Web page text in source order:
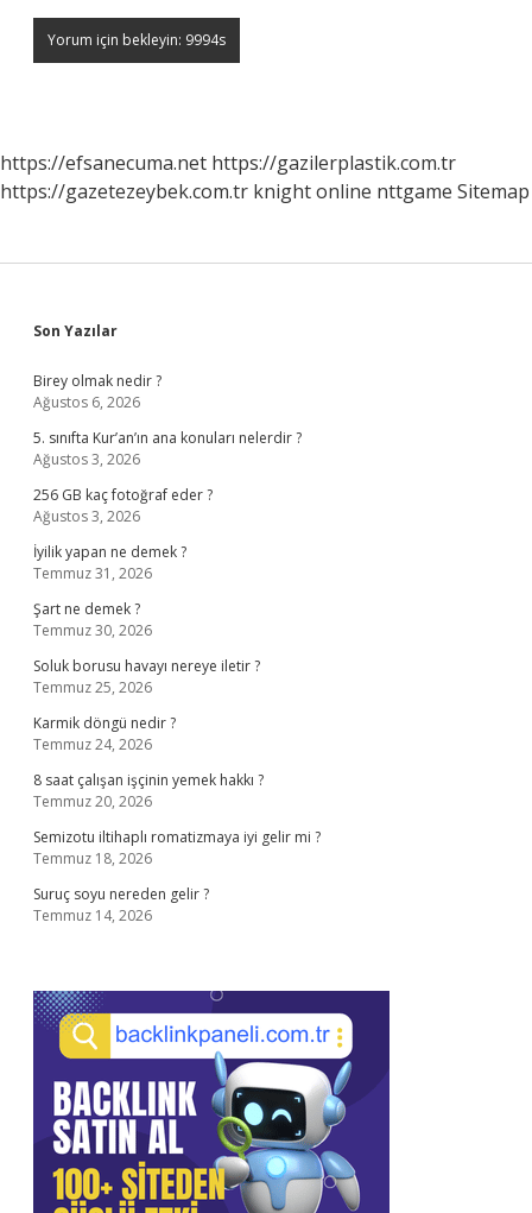
https://efsanecuma.net https://gazilerplastik.com.tr
https://gazetezeybek.com.tr knight online nttgame Sitemap
Sidebar
Son Yazılar
Birey olmak nedir ?
Ağustos 6, 2026
5. sınıfta Kur’an’ın ana konuları nelerdir ?
Ağustos 3, 2026
256 GB kaç fotoğraf eder ?
Ağustos 3, 2026
İyilik yapan ne demek ?
Temmuz 31, 2026
Şart ne demek ?
Temmuz 30, 2026
Soluk borusu havayı nereye iletir ?
Temmuz 25, 2026
Karmik döngü nedir ?
Temmuz 24, 2026
8 saat çalışan işçinin yemek hakkı ?
Temmuz 20, 2026
Semizotu iltihaplı romatizmaya iyi gelir mi ?
Temmuz 18, 2026
Suruç soyu nereden gelir ?
Temmuz 14, 2026